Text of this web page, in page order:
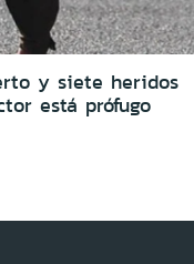
y siete heridos
está prófugo